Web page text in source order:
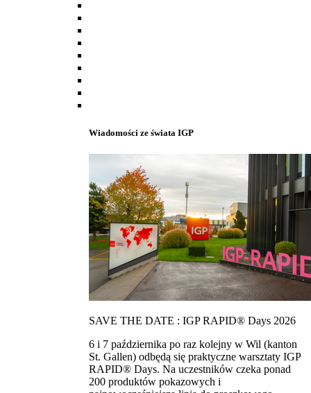
Wiadomości ze świata IGP
SAVE THE DATE : IGP RAPID® Days 2026
6 i 7 października po raz kolejny w Wil (kanton
St. Gallen) odbędą się praktyczne warsztaty IGP
RAPID® Days. Na uczestników czeka ponad
200 produktów pokazowych i